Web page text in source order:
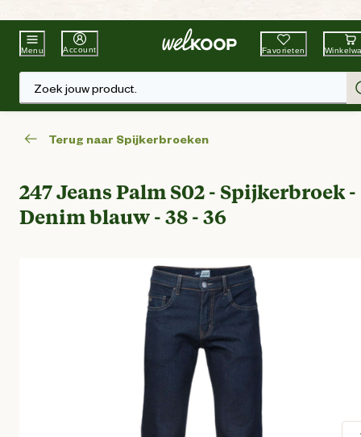
Beste WinkelketenTuin & Dier
Menu Account Favorieten
Zoek jouw product.
Terug naar Spijkerbroeken
247 Jeans Palm S02 - Spijkerbroek -
Denim blauw - 38 - 36